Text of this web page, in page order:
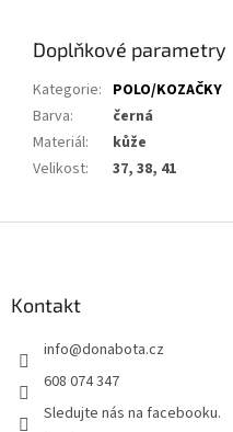
Doplňkové parametry
Kategorie: POLO/KOZAČKY
Barva:
černá
Materiál:
kůže
Velikost: 37, 38, 41
Kontakt
info@donabota.cz
608 074 347
Sledujte nás na facebooku.